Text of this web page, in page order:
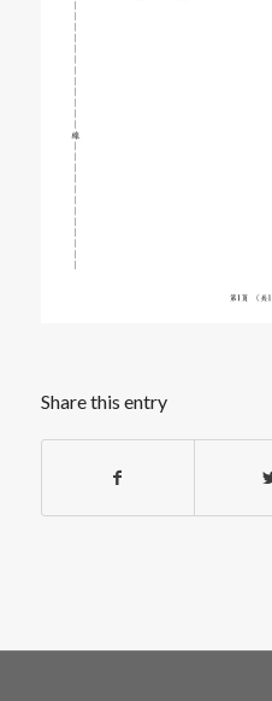
Share this entry